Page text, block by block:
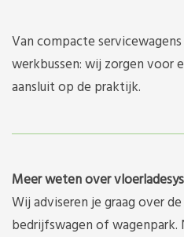
Van compacte
werkbussen: wij zorgen voor
aansluit op de praktijk.
Meer weten over
Wij adviseren je graag over
bedrijfswagen of